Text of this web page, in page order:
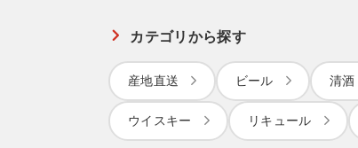
カテゴリから探す
産地直送 ビール 清酒
ウイスキー リキュール